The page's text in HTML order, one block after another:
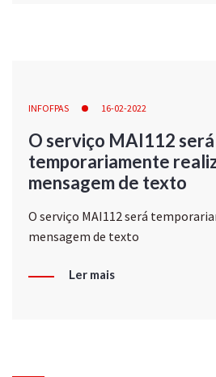
INFOFPAS 16-02-2022
O serviço MAI112 será
temporariamente
mensagem de texto
O serviço MAI112 será
mensagem de texto
Ler mais